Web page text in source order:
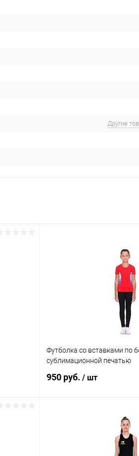
Другие
Футболка со вставками по
сублимационной печатью
950 руб. / шт